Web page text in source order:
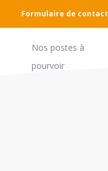
Formulaire de contact
Nos postes à
pourvoir